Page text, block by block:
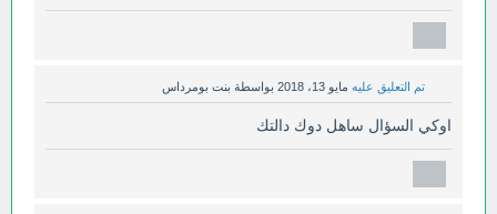
تم التعليق عليه مايو 13، 2018 بواسطة بنت بومرداس
اوكي السؤال ساهل دوك دالتك